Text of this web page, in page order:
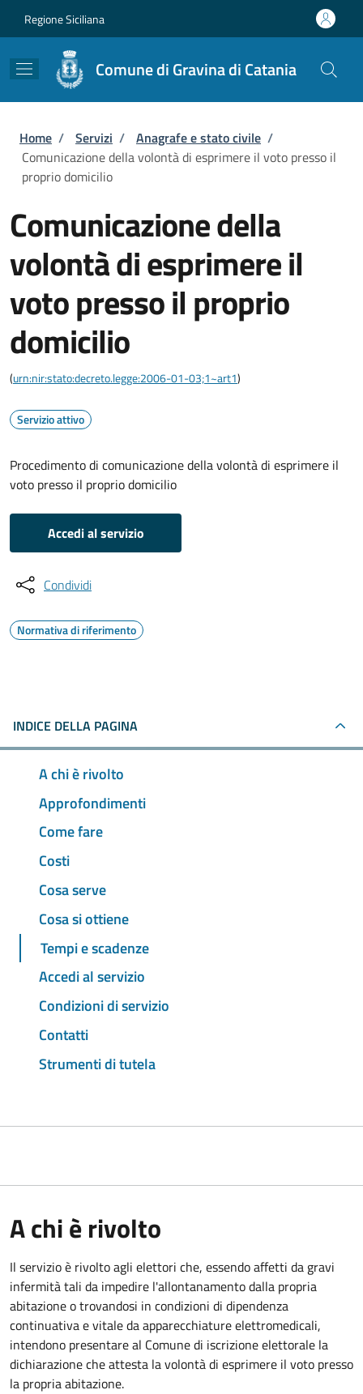
Regione Siciliana
Comune di Gravina di Catania
Briciole di pane
Home / Servizi / Anagrafe e stato civile /
Comunicazione della volontà di esprimere il voto presso il
proprio domicilio
Comunicazione della
volontà di esprimere il
voto presso il proprio
domicilio
(urn:nir:stato:decreto.legge:2006-01-03;1~art1)
Servizio attivo
Procedimento di comunicazione della volontà di esprimere il
voto presso il proprio domicilio
Accedi al servizio
Condividi
Normativa di riferimento
INDICE DELLA PAGINA
A chi è rivolto
Approfondimenti
Come fare
Costi
Cosa serve
Cosa si ottiene
Tempi e scadenze
Accedi al servizio
Condizioni di servizio
Contatti
Strumenti di tutela
A chi è rivolto
Il servizio è rivolto agli elettori che, essendo affetti da gravi
infermità tali da impedire l'allontanamento dalla propria
abitazione o trovandosi in condizioni di dipendenza
continuativa e vitale da apparecchiature elettromedicali,
intendono presentare al Comune di iscrizione elettorale la
dichiarazione che attesta la volontà di esprimere il voto presso
la propria abitazione.